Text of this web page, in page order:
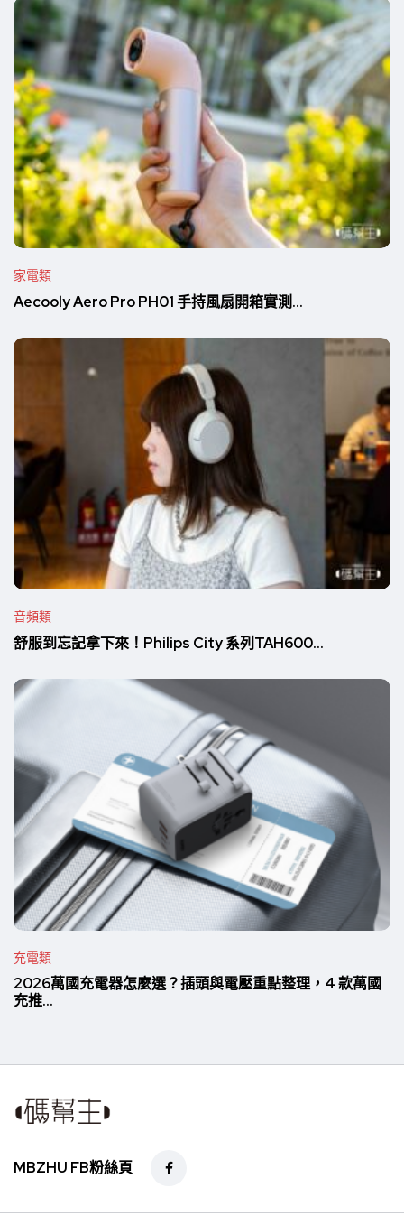
家電類
Aecooly Aero Pro PH01 手持風扇開箱實測...
音頻類
舒服到忘記拿下來！Philips City 系列TAH600...
充電類
2026萬國充電器怎麼選？插頭與電壓重點整理，4 款萬國
充推...
MBZHU FB粉絲頁